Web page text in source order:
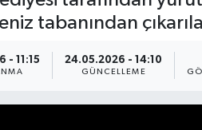
tabanından
- 11:15 24.05.2026 - 14:10
GÜNCELLEME